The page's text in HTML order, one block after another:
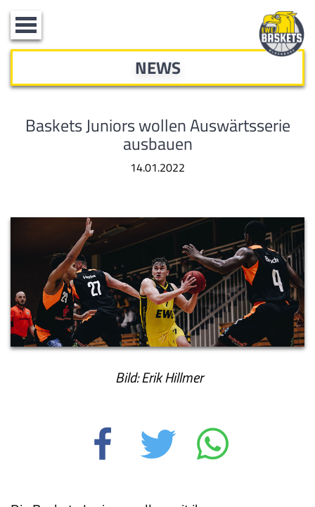
Toggle
navigation
NEWS
Baskets Juniors wollen Auswärtsserie
ausbauen
14.01.2022
Bild: Erik Hillmer